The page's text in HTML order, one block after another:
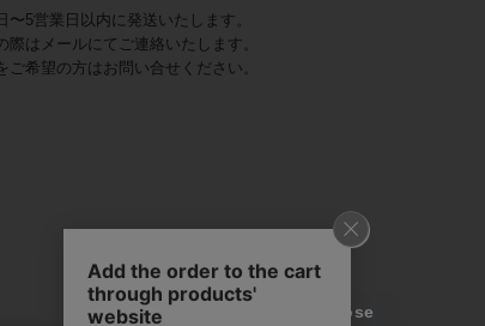
〜5営業日以内に発送いたします。
際はメールにてご連絡いたします。
ご希望の方はお問い合せください。